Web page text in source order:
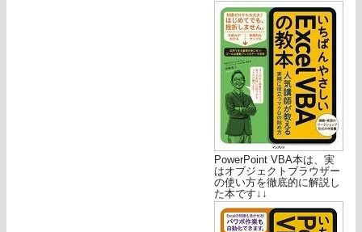
PowerPoint VBA本は、実
はオブジェクトブラウザー
の使い方を徹底的に解説し
た本です↓↓